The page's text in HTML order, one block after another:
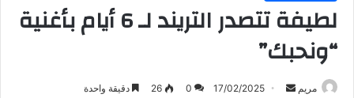
لطيفة تتصدر التريند لـ 6 أيام بأغنية
“ونحبك”
مريم
أرسل 17/02/2025
0
26 دقيقة واحدة